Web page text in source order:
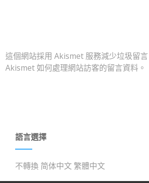
這個網站採用 Akismet 服務減少垃圾留
Akismet 如何處理網站訪客的留言資料 。
語言選擇
不轉換 简体中文 繁體中文